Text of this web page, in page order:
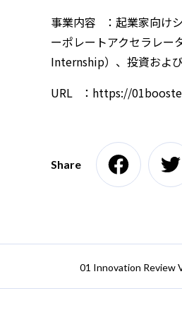
事業内容 ：起業家向け
ーポレートアクセラレー
Internship）、投資およ
URL ：https://
Share